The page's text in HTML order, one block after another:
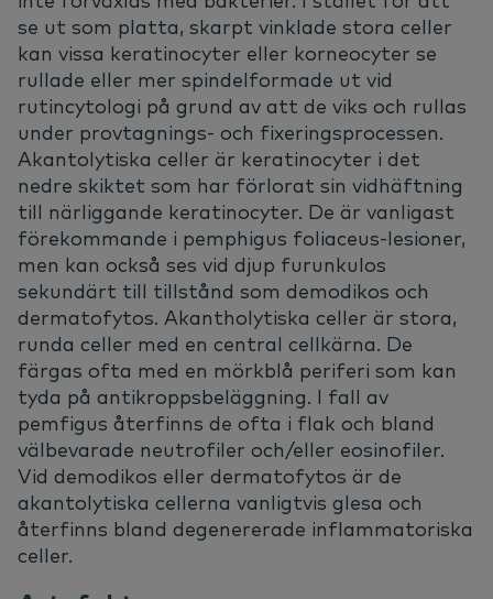
se ut som platta, skarpt vinklade stora celler
kan vissa keratinocyter eller korneocyter se
rullade eller mer spindelformade ut vid
rutincytologi på grund av att de viks och rullas
under provtagnings- och fixeringsprocessen.
Akantolytiska celler är keratinocyter i det
nedre skiktet som har förlorat sin vidhäftning
till närliggande keratinocyter. De är vanligast
förekommande i pemphigus foliaceus-lesioner,
men kan också ses vid djup furunkulos
sekundärt till tillstånd som demodikos och
dermatofytos. Akantholytiska celler är stora,
runda celler med en central cellkärna. De
färgas ofta med en mörkblå periferi som kan
tyda på antikroppsbeläggning. I fall av
pemfigus återfinns de ofta i flak och bland
välbevarade neutrofiler och/eller eosinofiler.
Vid demodikos eller dermatofytos är de
akantolytiska cellerna vanligtvis glesa och
återfinns bland degenererade inflammatoriska
celler.